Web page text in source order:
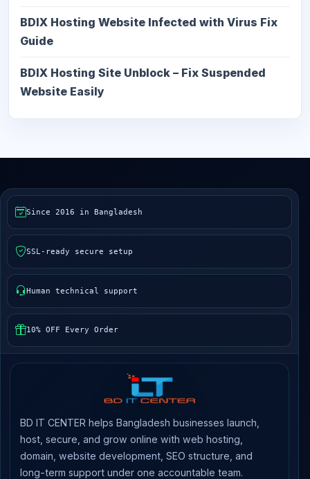
BDIX Hosting Website Infected with Virus Fix
Guide
BDIX Hosting Site Unblock – Fix Suspended
Website Easily
Since 2016 in Bangladesh
SSL-ready secure setup
Human technical support
10% OFF Every Order
BD IT CENTER helps Bangladesh businesses launch,
host, secure, and grow online with web hosting,
domain, website development, SEO structure, and
long-term support under one accountable team.